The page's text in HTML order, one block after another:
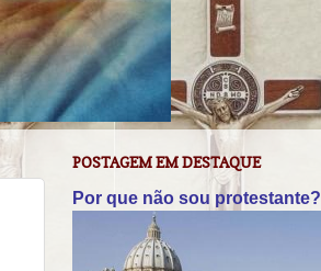
POSTAGEM EM DESTAQUE
Por que não sou protestante?